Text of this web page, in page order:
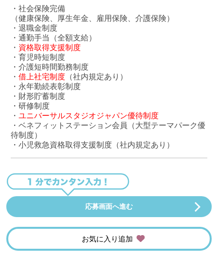
・社会保険完備
（健康保険、厚生年金、雇用保険、介護保険）
・退職金制度
・通勤手当（全額支給）
・ 資格取得支援制度
・育児時短制度
・介護短時間勤務制度
・ 借上社宅制度（社内規定あり）
・永年勤続表彰制度
・財形貯蓄制度
・研修制度
・ ユニバーサルスタジオジャパン優待制度
・ベネフィットステーション会員（大型テーマパーク優
待制度）
・小児救急資格取得支援制度（社内規定あり）
応募画面へ進む
お気に入り追加